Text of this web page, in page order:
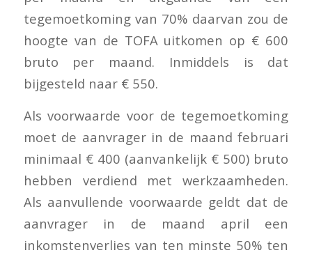
tegemoetkoming van 70% daarvan zou de
hoogte van de TOFA uitkomen op € 600
bruto per maand. Inmiddels is dat
bijgesteld naar € 550.
Als voorwaarde voor de tegemoetkoming
moet de aanvrager in de maand februari
minimaal € 400 (aanvankelijk € 500) bruto
hebben verdiend met werkzaamheden.
Als aanvullende voorwaarde geldt dat de
aanvrager in de maand april een
inkomstenverlies van ten minste 50% ten